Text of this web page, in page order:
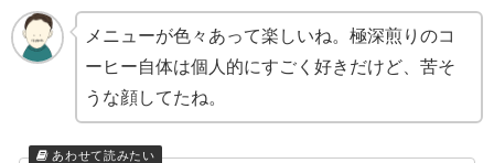
メニューが色々あって楽しいね。極深煎りのコ
ーヒー自体は個人的にすごく好きだけど、苦そ
うな顔してたね。